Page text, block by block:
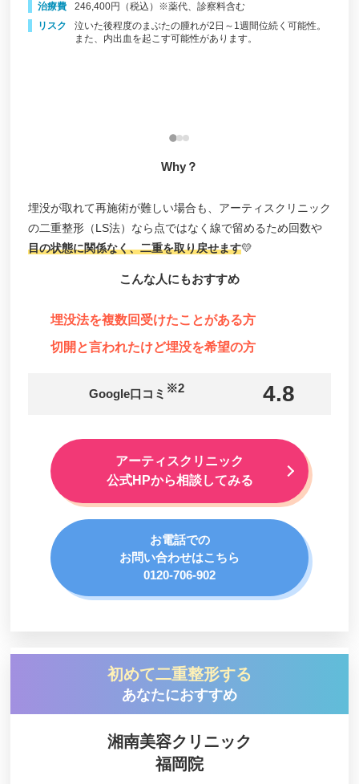
治療費
246,400円（税込）※薬代、診察料含む
リスク
泣いた後程度のまぶたの腫れが2日～1週間位続く可能性。
また、内出血を起こす可能性があります。
Why？
埋没が取れて再施術が難しい場合も、アーティスクリニック
の二重整形（LS法）なら点ではなく線で留めるため回数や
目の状態に関係なく、二重を取り戻せます💛
こんな人にもおすすめ
埋没法を複数回受けたことがある方
切開と言われたけど埋没を希望の方
Google口コミ ※2 4.8
アーティスクリニック
公式HPから相談してみる
お電話での
お問い合わせはこちら
0120-706-902
初めて二重整形する
あなたにおすすめ
湘南美容クリニック
福岡院